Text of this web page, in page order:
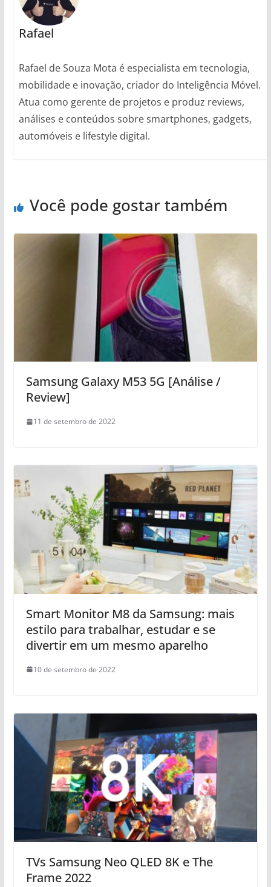
Rafael
Rafael de Souza Mota é especialista em tecnologia,
mobilidade e inovação, criador do Inteligência Móvel.
Atua como gerente de projetos e produz reviews,
análises e conteúdos sobre smartphones, gadgets,
automóveis e lifestyle digital.
Você pode gostar também
Samsung Galaxy M53 5G [Análise /
Review]
11 de setembro de 2022
Smart Monitor M8 da Samsung: mais
estilo para trabalhar, estudar e se
divertir em um mesmo aparelho
10 de setembro de 2022
TVs Samsung Neo QLED 8K e The
Frame 2022